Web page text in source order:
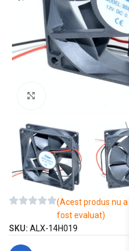
(Acest produs nu a
fost evaluat)
SKU: ALX-14H019